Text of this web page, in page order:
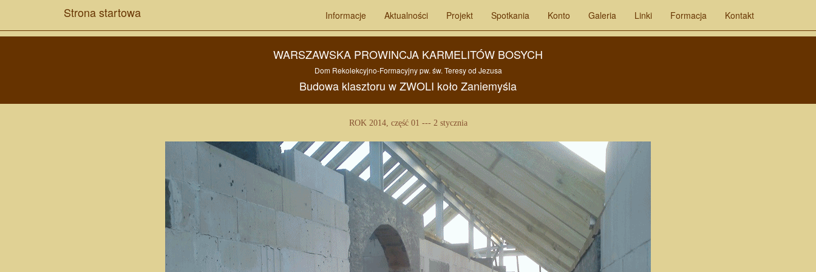
Strona startowa Informacje Aktualności Projekt Spotkania Konto Galeria Linki Formacja Kontakt
WARSZAWSKA PROWINCJA KARMELITÓW BOSYCH
Dom Rekolekcyjno-Formacyjny pw. św. Teresy od Jezusa
Budowa klasztoru wZWOLI kołoZaniemyśla
ROK 2014, część 01 --- 2 stycznia